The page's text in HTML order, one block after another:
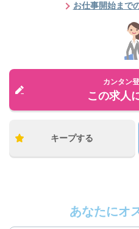
お仕事開始まで
カンタン
この求人
キープする
あなたにオ